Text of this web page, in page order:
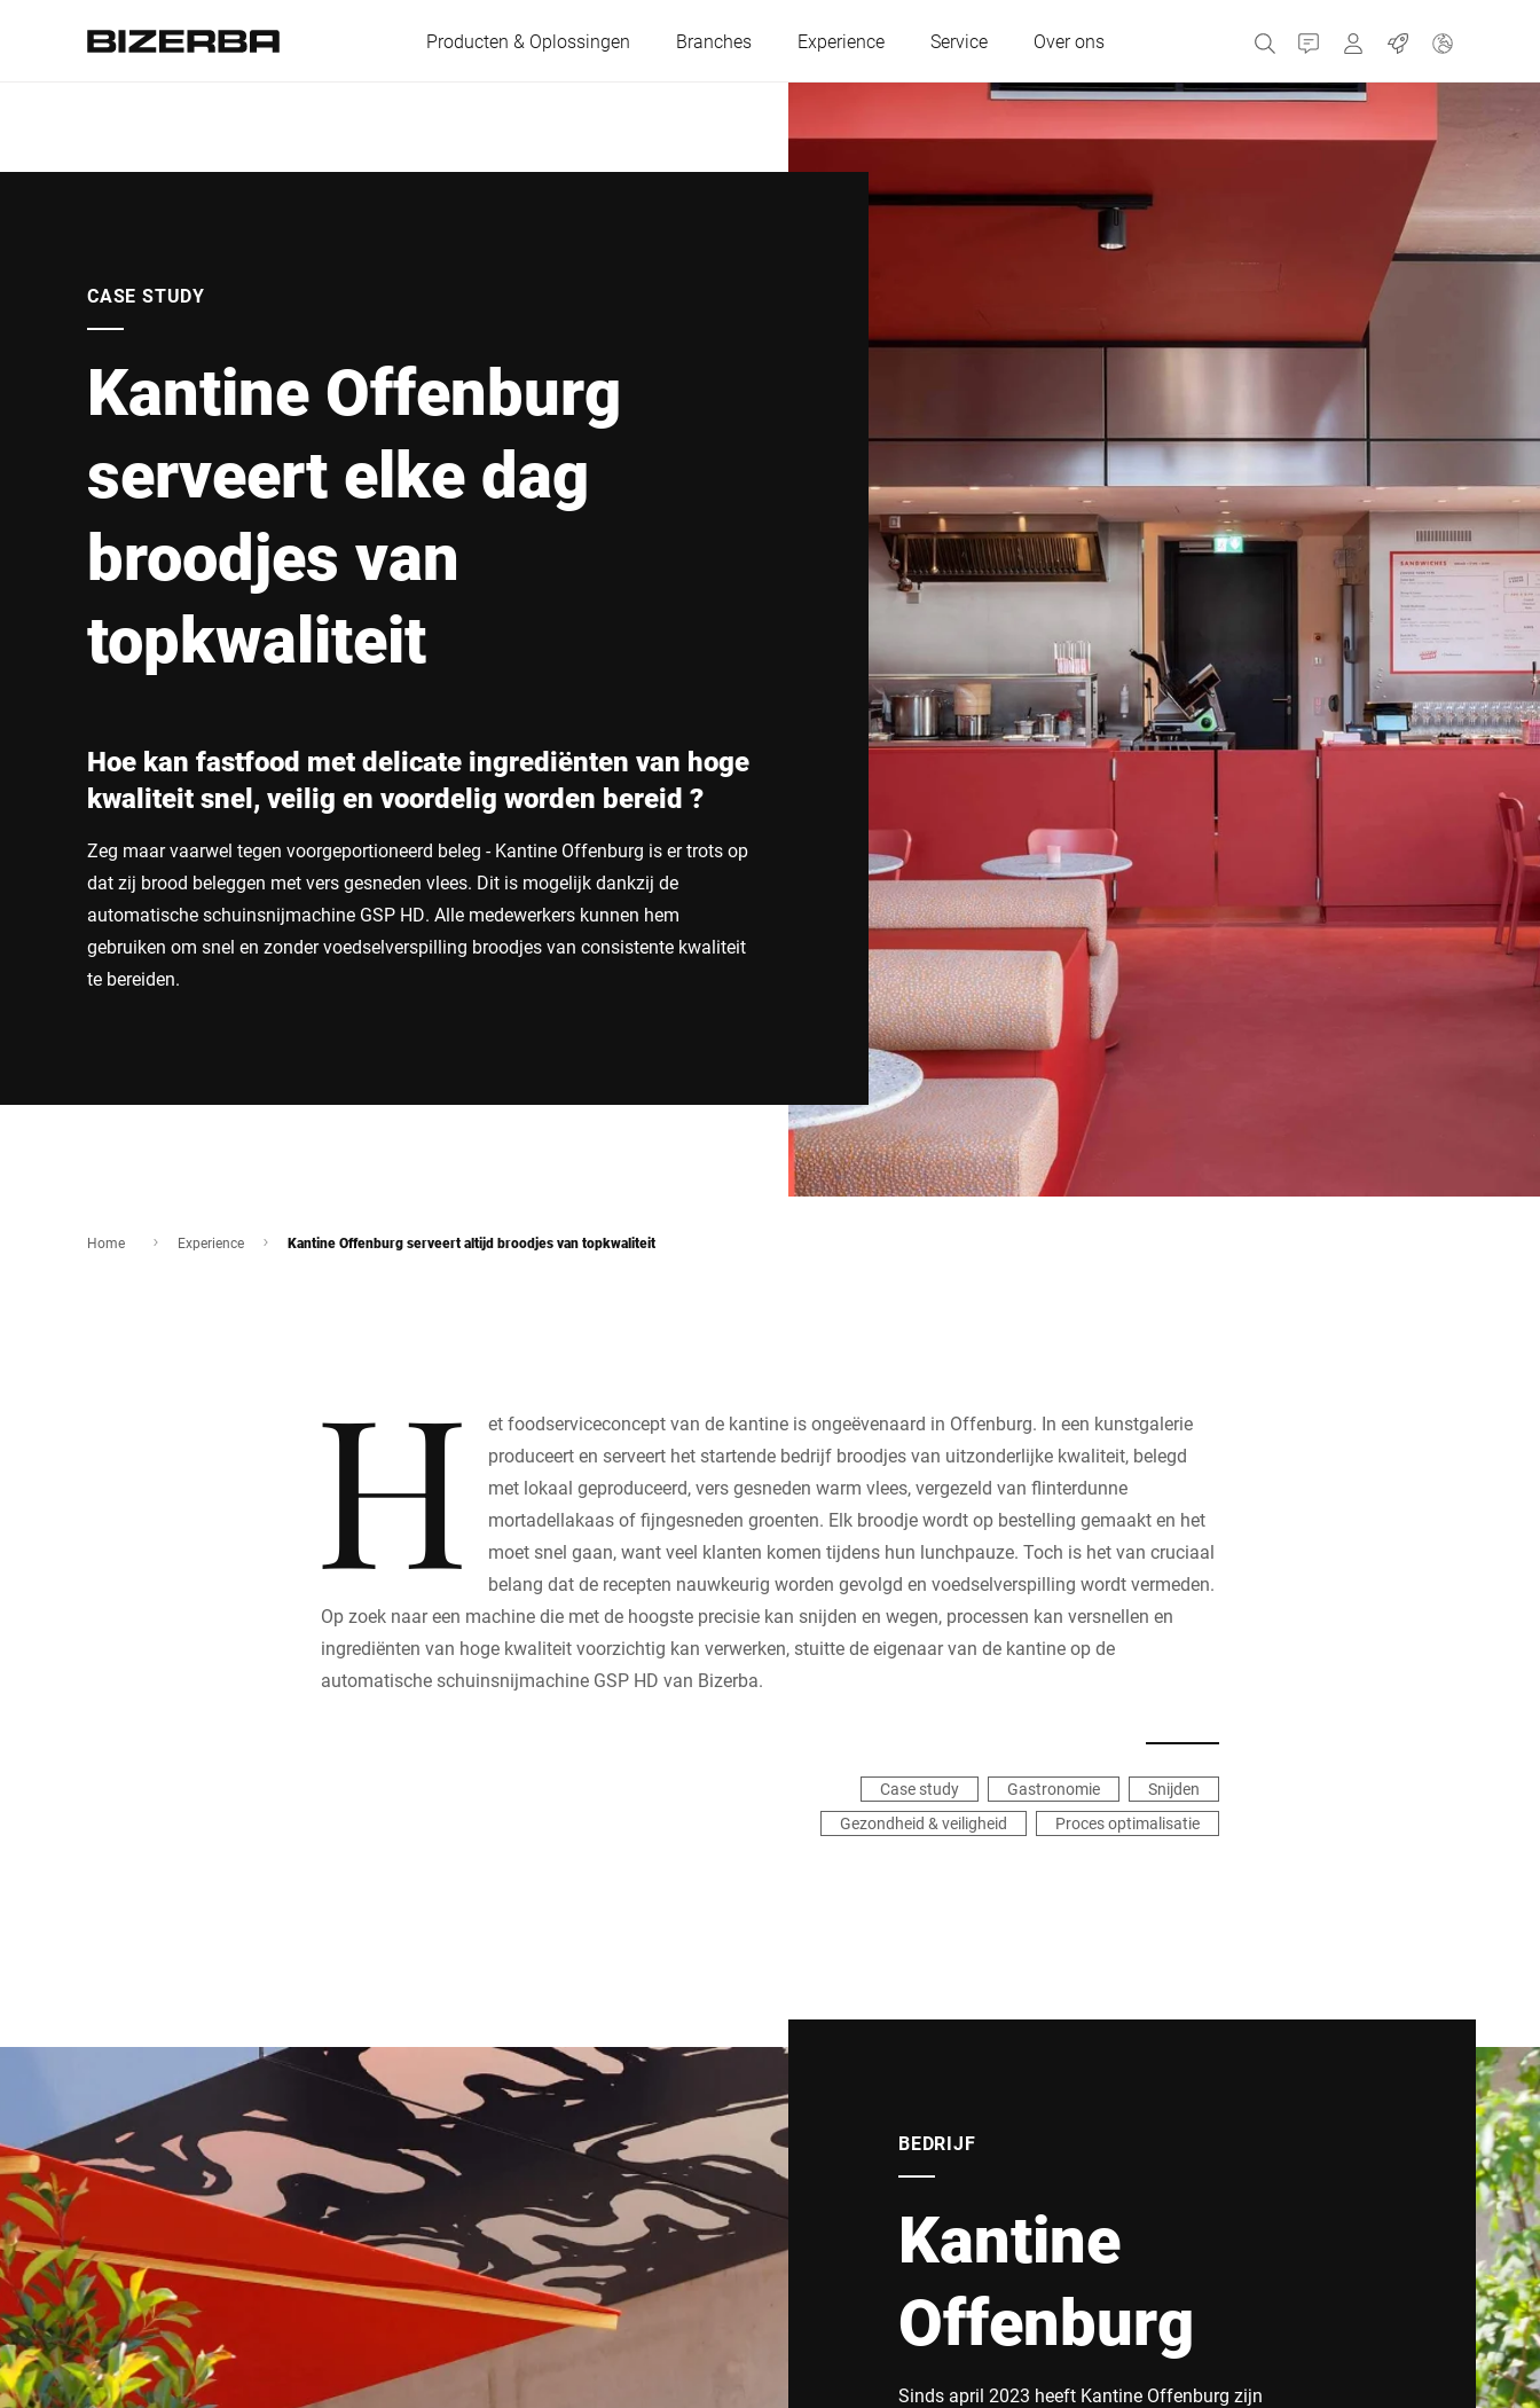
Producten & Oplossingen Branches Experience Service Over ons Contact Portals
MyBizerba
RefurBiz Shop
Banen
België Tsjechische Republiek
Italië Nederland
Polen Rusland
Servië Slowakije Spanje
Turkije
Amerika
Azië
Afrika
Wereldwijde website
CASE STUDY
Kantine Offenburg
serveert elke dag
broodjes van
topkwaliteit
Hoe kan fastfood met delicate ingrediënten van hoge
kwaliteit snel, veilig en voordelig worden bereid ?
Zeg maar vaarwel tegen voorgeportioneerd beleg - Kantine Offenburg is er trots op
dat zij brood beleggen met vers gesneden vlees. Dit is mogelijk dankzij de
automatische schuinsnijmachine GSP HD. Alle medewerkers kunnen hem
gebruiken om snel en zonder voedselverspilling broodjes van consistente kwaliteit
te bereiden.
Home Experience Kantine Offenburg serveert altijd broodjes van topkwaliteit
H
et foodserviceconcept van de kantine is ongeëvenaard in Offenburg. In een kunstgalerie
produceert en serveert het startende bedrijf broodjes van uitzonderlijke kwaliteit, belegd
met lokaal geproduceerd, vers gesneden warm vlees, vergezeld van flinterdunne
mortadellakaas of fijngesneden groenten. Elk broodje wordt op bestelling gemaakt en het
moet snel gaan, want veel klanten komen tijdens hun lunchpauze. Toch is het van cruciaal
belang dat de recepten nauwkeurig worden gevolgd en voedselverspilling wordt vermeden.
Op zoek naar een machine die met de hoogste precisie kan snijden en wegen, processen kan versnellen en
ingrediënten van hoge kwaliteit voorzichtig kan verwerken, stuitte de eigenaar van de kantine op de
automatische schuinsnijmachine GSP HD van Bizerba.
Case study Gastronomie
Snijden
Gezondheid & veiligheid
Proces optimalisatie
BEDRIJF
Kantine
Offenburg
Sinds april 2023 heeft Kantine Offenburg zijn